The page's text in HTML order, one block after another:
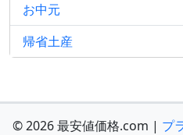
お中元
帰省土産
© 2026 最安値価格.com | プ